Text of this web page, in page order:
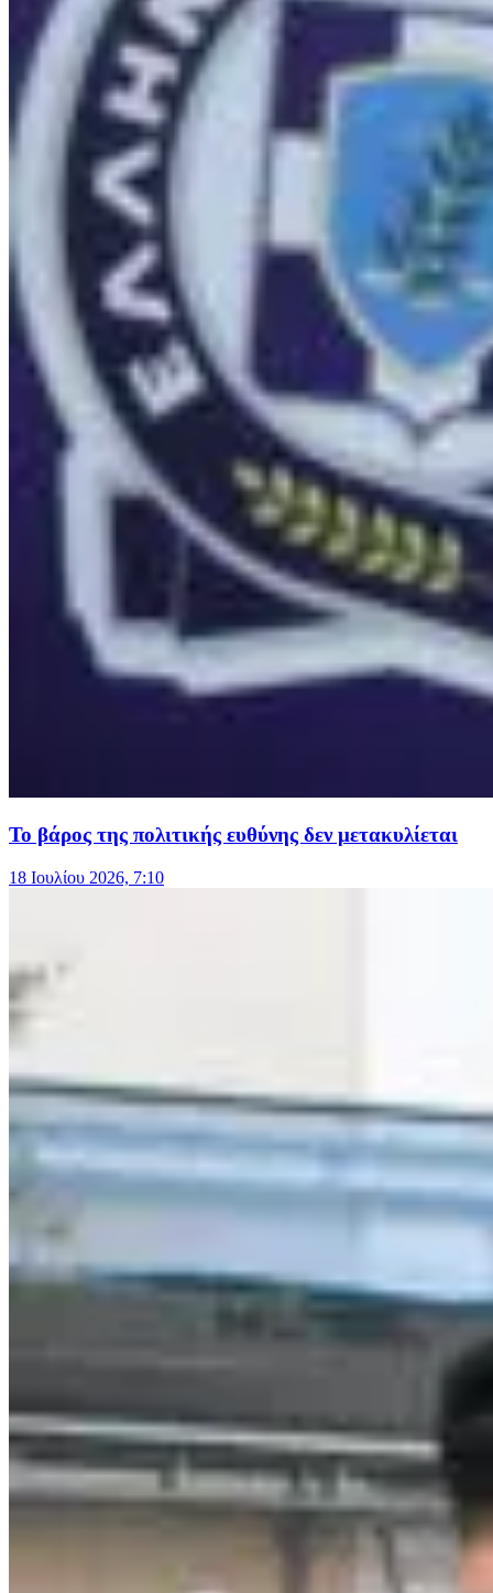
Το βάρος της πολιτικής ευθύνης δεν μετακυλίεται
18 Ιουλίου 2026, 7:10